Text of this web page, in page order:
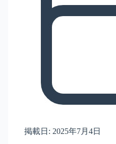
掲載日: 2025年7月4日